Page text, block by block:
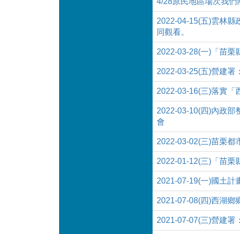
2022-04-15(五)雲林縣
同觀看。
2022-03-28(一)「苗栗
2022-03-25(五)營建署
2022-03-16(三)落實「
2022-03-10(四)內政部
會
2022-03-02(三)苗栗都
2022-01-12(三)「苗栗
2021-07-19(一)國土計
2021-07-08(四)西湖鄉
2021-07-07(三)營建署